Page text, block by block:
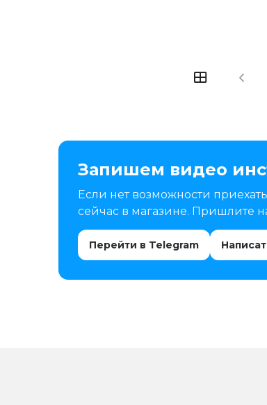
Запишем видео
Если нет возможности
сейчас в магазине. Пришлите
Перейти в Telegram